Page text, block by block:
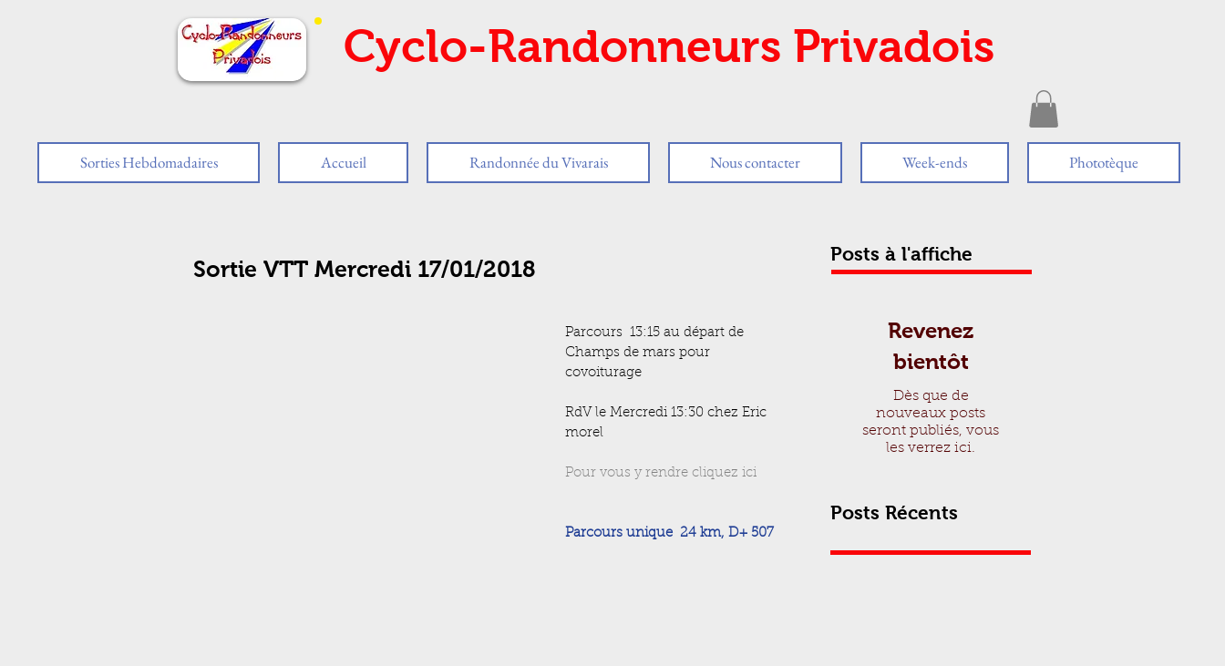
Cyclo-Randonneurs Privadois
Sorties Hebdomadaires Accueil Randonnée du Vivarais Nous contacter Week-ends Phototèque
Sortie VTT Mercredi 17/01/2018
Parcours  13:15 au départ de
Champs de mars pour
covoiturage
RdV le Mercredi 13:30 chez Eric
morel
Pour vous y rendre cliquez ici
Parcours unique  24 km, D+ 507
Posts à l'affiche
Revenez
bientôt
Dès que de
nouveaux posts
seront publiés, vous
les verrez ici.
Posts Récents